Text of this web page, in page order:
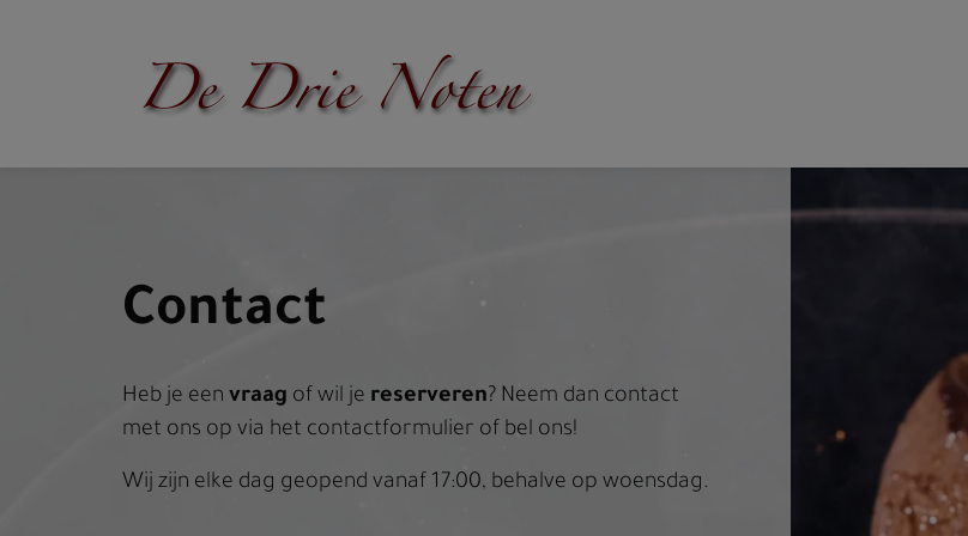
Contact
Heb je eenvraag of wil je reserveren? Neem dan contact
met ons op via het contactformulier of bel ons!
Wij zijn elke dag geopend vanaf 17:00, behalve op woensdag.